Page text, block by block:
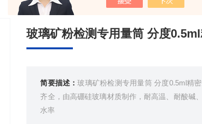
玻璃矿粉检测专用量筒 分度
简要描述：玻璃矿粉检测专用量筒 分度0.5ml精
齐全，由高硼硅玻璃材质制作，耐高温、耐酸碱
水率